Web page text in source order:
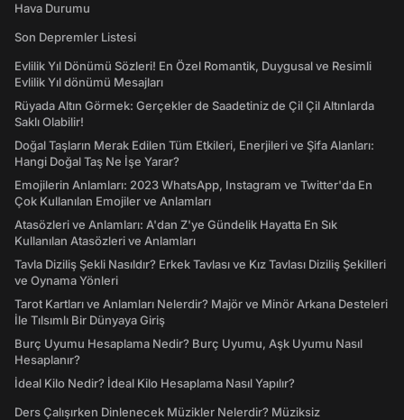
Hava Durumu
Son Depremler Listesi
Evlilik Yıl Dönümü Sözleri! En Özel Romantik, Duygusal ve Resimli
Evlilik Yıl dönümü Mesajları
Rüyada Altın Görmek: Gerçekler de Saadetiniz de Çil Çil Altınlarda
Saklı Olabilir!
Doğal Taşların Merak Edilen Tüm Etkileri, Enerjileri ve Şifa Alanları:
Hangi Doğal Taş Ne İşe Yarar?
Emojilerin Anlamları: 2023 WhatsApp, Instagram ve Twitter'da En
Çok Kullanılan Emojiler ve Anlamları
Atasözleri ve Anlamları: A'dan Z'ye Gündelik Hayatta En Sık
Kullanılan Atasözleri ve Anlamları
Tavla Diziliş Şekli Nasıldır? Erkek Tavlası ve Kız Tavlası Diziliş Şekilleri
ve Oynama Yönleri
Tarot Kartları ve Anlamları Nelerdir? Majör ve Minör Arkana Desteleri
İle Tılsımlı Bir Dünyaya Giriş
Burç Uyumu Hesaplama Nedir? Burç Uyumu, Aşk Uyumu Nasıl
Hesaplanır?
İdeal Kilo Nedir? İdeal Kilo Hesaplama Nasıl Yapılır?
Ders Çalışırken Dinlenecek Müzikler Nelerdir? Müziksiz